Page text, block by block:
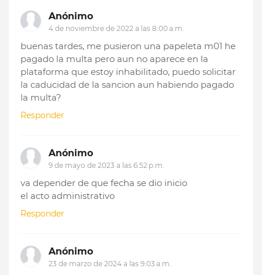
Anónimo
4 de noviembre de 2022 a las 8:00 a.m.
buenas tardes, me pusieron una papeleta m01 he
pagado la multa pero aun no aparece en la
plataforma que estoy inhabilitado, puedo solicitar
la caducidad de la sancion aun habiendo pagado
la multa?
Responder
Anónimo
9 de mayo de 2023 a las 6:52 p.m.
va depender de que fecha se dio inicio
el acto administrativo
Responder
Anónimo
23 de marzo de 2024 a las 9:03 a.m.